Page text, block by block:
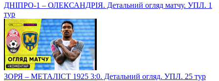
ДНІПРО-1 – ОЛЕКСАНДРІЯ. Детальний огляд матчу. УПЛ. 1
тур
ЗОРЯ – МЕТАЛІСТ 1925 3:0. Детальний огляд. УПЛ. 25 тур